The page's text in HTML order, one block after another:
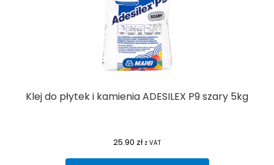
Klej do płytek i kamienia ADESILEX P9 szary 5kg
25.90 zł z VAT